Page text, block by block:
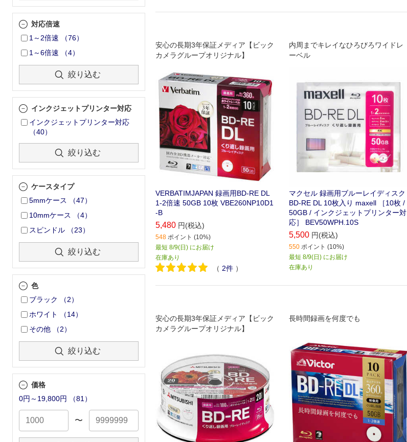
対応倍速
1～2倍速
（76）
1～6倍速
（4）
絞り込む
インクジェットプリンター対応
インクジェットプリンター対応
（40）
絞り込む
ケースタイプ
5mmケース
（47）
10mmケース
（4）
スピンドル
（23）
絞り込む
色
ブラック
（2）
ホワイト
（14）
その他
（2）
絞り込む
価格
0円～19,800円
（81 ）
〜
安心の長期3年保証メディア【ビック
カメラグループオリジナル】
VERBATIMJAPAN 録画用BD-RE DL
1-2倍速 50GB 10枚 VBE260NP10D1
-B
5,480 円(税込)
548 ポイント (10%)
最短 8/9(日) にお届け
在庫あり
（ 2件 ）
内周までキレイなひろびろワイドレ
ーベル
マクセル 録画用ブルーレイディスク
BD-RE DL 10枚入り maxell ［10枚 /
50GB / インクジェットプリンター対
応］ BEV50WPH.10S
5,500 円(税込)
550 ポイント (10%)
最短 8/9(日) にお届け
在庫あり
安心の長期3年保証メディア【ビック
カメラグループオリジナル】
長時間録画を何度でも